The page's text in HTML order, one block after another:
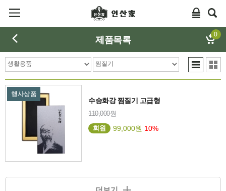
제품목록 0
행사상품
수승화강 찜질기 고급형
110,000원
회원
99,000원 10%